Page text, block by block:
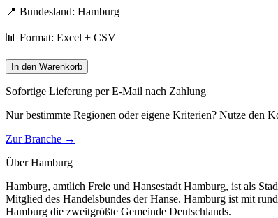
📍 Bundesland: Hamburg
📊 Format: Excel + CSV
In den Warenkorb
Sofortige Lieferung per E-Mail nach Zahlung
Nur bestimmte Regionen oder eigene Kriterien? Nutze den
Zur Branche →
ÜberHamburg
Hamburg, amtlich Freie und Hansestadt Hamburg, ist als
Mitglied des Handelsbundes der Hanse. Hamburg ist mit
Hamburg die zweitgrößte Gemeinde Deutschlands.